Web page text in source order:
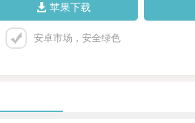
苹果下载
安卓市场，安全绿色